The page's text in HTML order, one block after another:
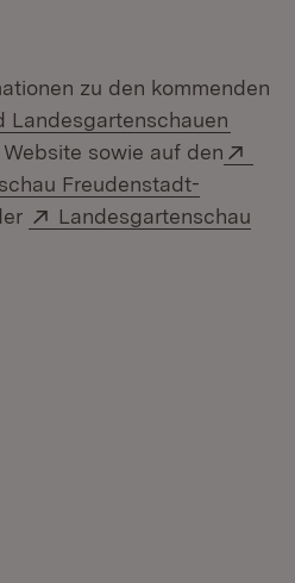
zu den kommenden
Landesgartenschauen
sowie auf den
Freudenstadt-
neuem Fenster)
Extern:
Landesgartenschau